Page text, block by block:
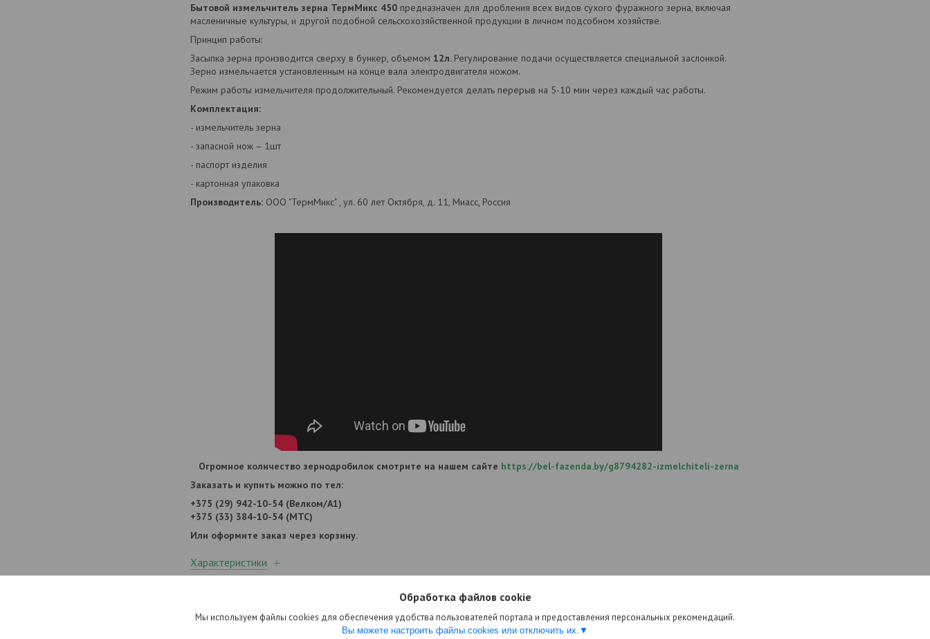
Бытовой измельчитель зерна ТермМикс 450 предназначен для дробления всех видов сухого фуражного зерна, включая
масленичные культуры, и другой подобной сельскохозяйственной продукции в личном подсобном хозяйстве.
Принцип работы:
Засыпка зерна производится сверху в бункер, объемом 12л. Регулирование подачи осуществляется специальной заслонкой.
Зерно измельчается установленным на конце вала электродвигателя ножом.
Режим работы измельчителя продолжительный. Рекомендуется делать перерыв на 5-10 мин через каждый час работы.
Комплектация:
- измельчитель зерна
- запасной нож – 1шт
- паспорт изделия
- картонная упаковка
Производитель: ООО "ТермМикс" , ул. 60 лет Октября, д. 11, Миасс, Россия
Огромное количество зернодробилок смотрите на нашем сайте https://bel-fazenda.by/g8794282-izmelchiteli-zerna
Заказать и купить можно по тел:
+375 (29) 942-10-54 (Велком/А1)
+375 (33) 384-10-54 (МТС)
Или оформите заказ через корзину.
Характеристики
Обработка файлов cookie
Мы используем файлы cookies для обеспечения удобства пользователей портала и предоставления персональных рекомендаций.
Вы можете настроить файлы cookies или отключить их.